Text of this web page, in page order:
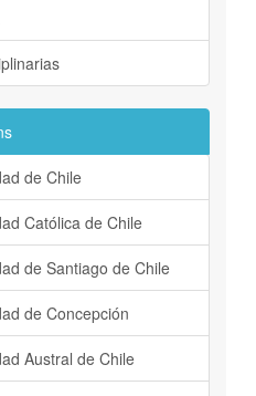
de Chile
Católica de Chile
de Santiago de Chile
de Concepción
Austral de Chile